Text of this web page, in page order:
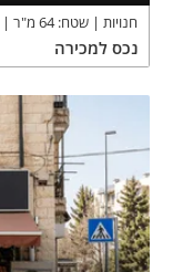
חנויות
שטח:64 מ"ר
נכס למכירה